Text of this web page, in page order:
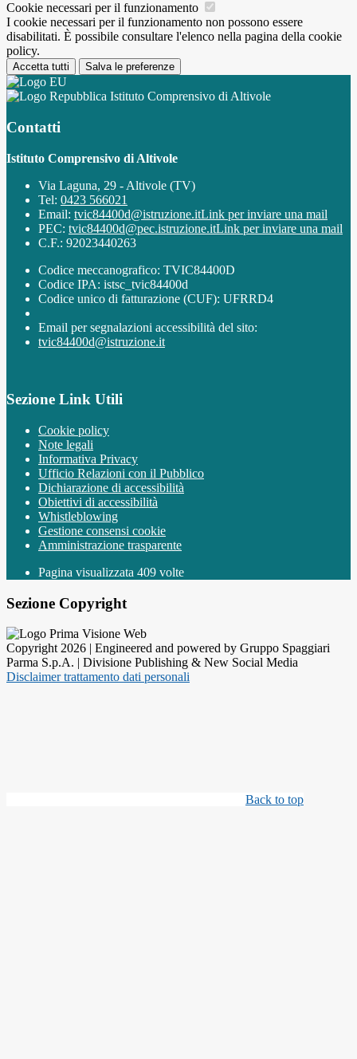
Cookie necessari per il funzionamento
I cookie necessari per il funzionamento non possono essere
disabilitati. È possibile consultare l'elenco nella pagina della cookie
policy.
Accetta tutti Salva le preferenze
Istituto Comprensivo di Altivole
Contatti
Istituto Comprensivo di Altivole
Via Laguna, 29 - Altivole (TV)
Tel: 0423 566021
Email: tvic84400d@istruzione.itLink per inviare una mail
PEC: tvic84400d@pec.istruzione.itLink per inviare una mail
C.F.: 92023440263
Codice meccanografico: TVIC84400D
Codice IPA: istsc_tvic84400d
Codice unico di fatturazione (CUF): UFRRD4
Email per segnalazioni accessibilità del sito:
tvic84400d@istruzione.it
Sezione Link Utili
Cookie policy
Note legali
Informativa Privacy
Ufficio Relazioni con il Pubblico
Dichiarazione di accessibilità
Obiettivi di accessibilità
Whistleblowing
Gestione consensi cookie
Amministrazione trasparente
Pagina visualizzata 409 volte
Sezione Copyright
Copyright 2026 | Engineered and powered by Gruppo Spaggiari
Parma S.p.A. | Divisione Publishing & New Social Media
Disclaimer trattamento dati personali
Back to top